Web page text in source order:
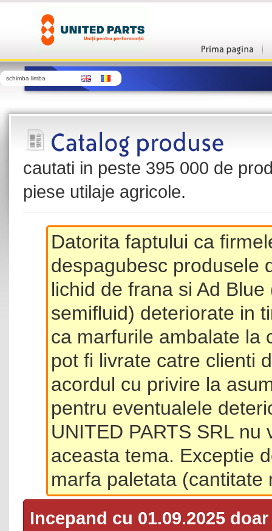
schimba limba
cautati in peste 395 000 de
piese utilaje agricole.
Datorita faptului ca
despagubesc produsele
lichid de frana si Ad
semifluid) deteriorate in
ca marfurile ambalate la
pot fi livrate catre clienti
acordul cu privire la
pentru eventualele
UNITED PARTS SRL
aceasta tema. Exceptie
marfa paletata (cantitate
Incepand cu 01.09.2025